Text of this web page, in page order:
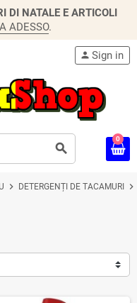
DI NATALE E ARTICOLI
ADESSO.
search
person Sign in
0
chevron_right DETERGENȚI DE TACAMURI chevron_right